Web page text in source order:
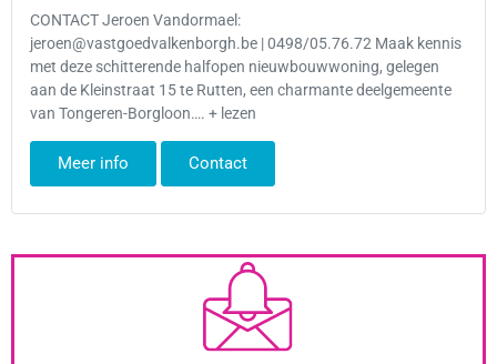
CONTACT Jeroen Vandormael:
jeroen@vastgoedvalkenborgh.be | 0498/05.76.72 Maak kennis
met deze schitterende halfopen nieuwbouwwoning, gelegen
aan de Kleinstraat 15 te Rutten, een charmante deelgemeente
van Tongeren-Borgloon…. + lezen
Meer info Contact